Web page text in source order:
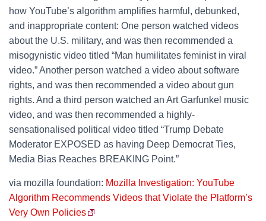
how YouTube’s algorithm amplifies harmful, debunked,
and inappropriate content: One person watched videos
about the U.S. military, and was then recommended a
misogynistic video titled “Man humilitates feminist in viral
video.” Another person watched a video about software
rights, and was then recommended a video about gun
rights. And a third person watched an Art Garfunkel music
video, and was then recommended a highly-
sensationalised political video titled “Trump Debate
Moderator EXPOSED as having Deep Democrat Ties,
Media Bias Reaches BREAKING Point.”
via mozilla foundation: Mozilla Investigation: YouTube
Algorithm Recommends Videos that Violate the Platform’s
Very Own Policies